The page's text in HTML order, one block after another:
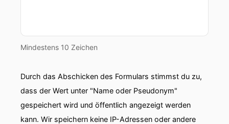
Mindestens 10 Zeichen
Durch das Abschicken des Formulars stimmst du zu,
dass der Wert unter "Name oder Pseudonym"
gespeichert wird und öffentlich angezeigt werden
kann. Wir speichern keine IP-Adressen oder andere